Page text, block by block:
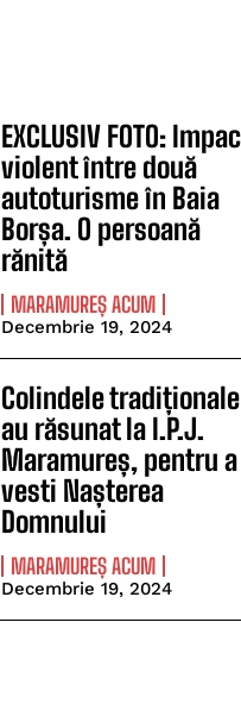
EXCLUSIV FOTO:
violent între două
autoturisme în Baia
Borșa. O persoană
rănită
MARAMUREȘ ACUM
Decembrie 19, 2024
Colindele tradiționale
au răsunat la I.P.J.
Maramureș, pentru a
vesti Nașterea
Domnului
MARAMUREȘ ACUM
Decembrie 19, 2024